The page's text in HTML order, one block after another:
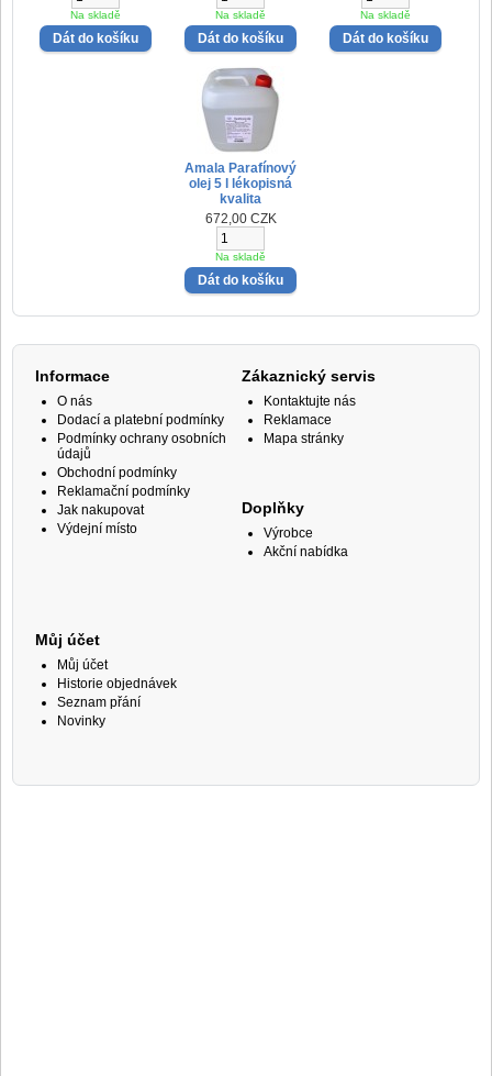
Na skladě Na skladě Na skladě
Amala Parafínový
olej 5 l lékopisná
kvalita
672,00 CZK
Na skladě
Informace
O nás
Dodací a platební podmínky
Podmínky ochrany osobních
údajů
Obchodní podmínky
Reklamační podmínky
Jak nakupovat
Výdejní místo
Zákaznický servis
Kontaktujte nás
Reklamace
Mapa stránky
Doplňky
Výrobce
Akční nabídka
Můj účet
Můj účet
Historie objednávek
Seznam přání
Novinky